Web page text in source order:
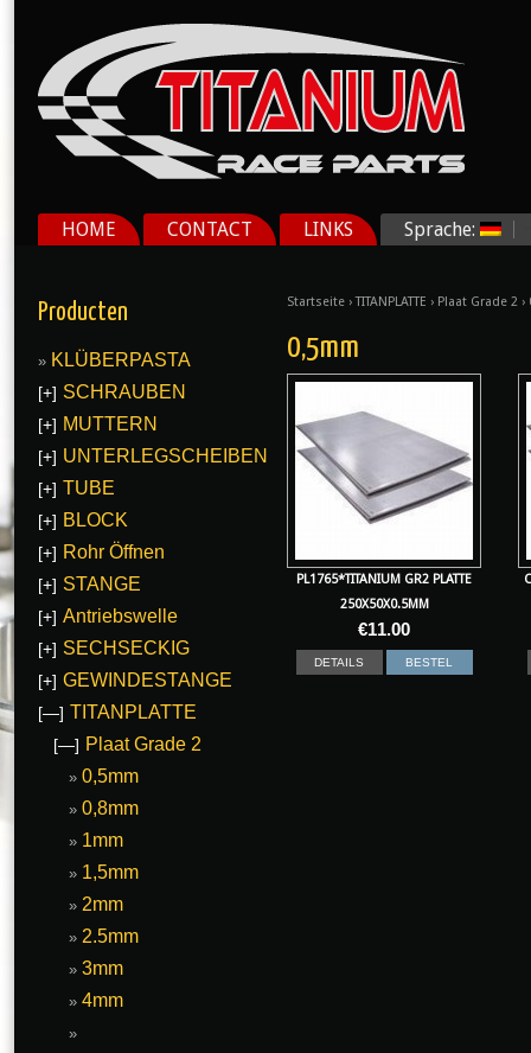
HOME CONTACT LINKS Sprache:
Startseite ›TITANPLATTE › Plaat Grade 2
0,5mm
PL1765*TITANIUM GR2 PLATTE
250X50X0.5MM
€11.00
DETAILS BESTEL
Producten
KLÜBERPASTA
[+] SCHRAUBEN
[+] MUTTERN
[+] UNTERLEGSCHEIBEN
[+] TUBE
[+] BLOCK
[+] Rohr Öffnen
[+] STANGE
[+] Antriebswelle
[+] SECHSECKIG
[+] GEWINDESTANGE
[—] TITANPLATTE
[—] Plaat Grade 2
0,5mm
0,8mm
1mm
1,5mm
2mm
2.5mm
3mm
4mm